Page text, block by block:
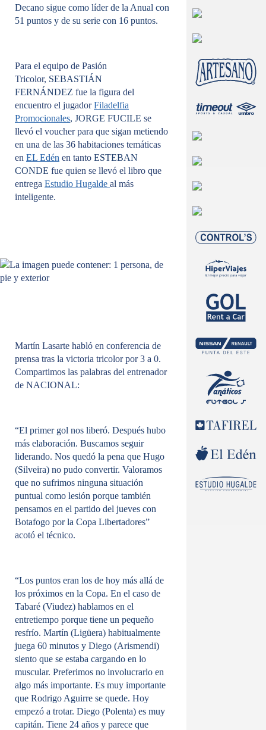
Decano sigue como líder de la Anual con
51 puntos y de su serie con 16 puntos.
Para el equipo de Pasión
Tricolor, SEBASTIÁN
FERNÁNDEZ fue la figura del
encuentro el jugador Filadelfia
Promocionales, JORGE FUCILE se
llevó el voucher para que sigan metiendo
en una de las 36 habitaciones temáticas
en EL Edén en tanto ESTEBAN
CONDE fue quien se llevó el libro que
entrega Estudio Hugalde al más
inteligente.
Martín Lasarte habló en conferencia de
prensa tras la victoria tricolor por 3 a 0.
Compartimos las palabras del entrenador
de NACIONAL:
“El primer gol nos liberó. Después hubo
más elaboración. Buscamos seguir
liderando. Nos quedó la pena que Hugo
(Silveira) no pudo convertir. Valoramos
que no sufrimos ninguna situación
puntual como lesión porque también
pensamos en el partido del jueves con
Botafogo por la Copa Libertadores”
acotó el técnico.
“Los puntos eran los de hoy más allá de
los próximos en la Copa. En el caso de
Tabaré (Viudez) hablamos en el
entretiempo porque tiene un pequeño
resfrío. Martín (Ligüera) habitualmente
juega 60 minutos y Diego (Arismendi)
siento que se estaba cargando en lo
muscular. Preferimos no involucrarlo en
algo más importante. Es muy importante
que Rodrigo Aguirre se quede. Hoy
empezó a trotar. Diego (Polenta) es muy
capitán. Tiene 24 años y parece que